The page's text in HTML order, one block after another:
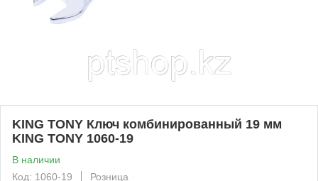
KING TONY Ключ комбинированный 19 мм
KING TONY 1060-19
В наличии
Код: 1060-19
Розница